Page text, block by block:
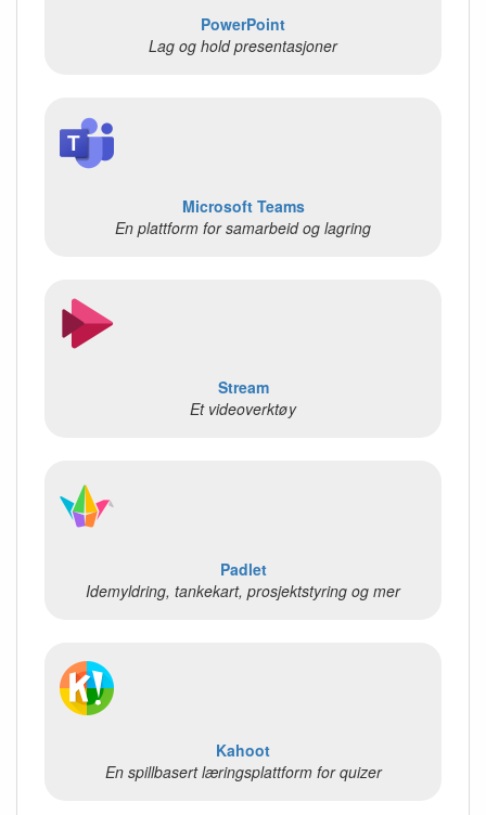
PowerPoint
Lag og hold presentasjoner
Microsoft Teams
En plattform for samarbeid og lagring
Stream
Et videoverktøy
Padlet
Idemyldring, tankekart, prosjektstyring og mer
Kahoot
En spillbasert læringsplattform for quizer